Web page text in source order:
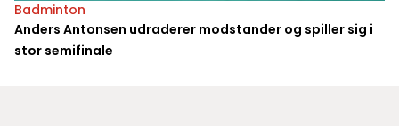
Badminton
Anders Antonsen udraderer modstander og spiller sig i
stor semifinale